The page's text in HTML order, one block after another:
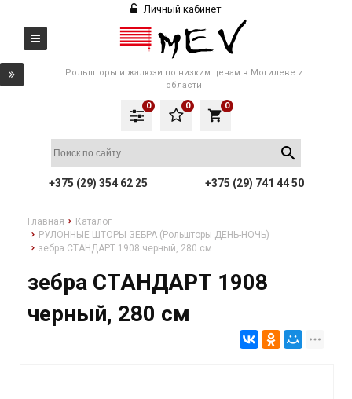
Личный кабинет
Рольшторы и жалюзи по низким ценам в Могилеве и
области
local_grocery_store
0
0
0
+375 (29) 354 62 25 +375 (29) 741 44 50
Главная
Каталог
РУЛОННЫЕ ШТОРЫ ЗЕБРА (Рольшторы ДЕНЬ-НОЧЬ)
зебра СТАНДАРТ 1908 черный, 280 см
зебра СТАНДАРТ 1908
черный, 280 см